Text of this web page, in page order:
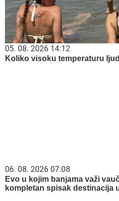
05. 08. 2026 14:12
Koliko visoku temperaturu
06. 08. 2026 07:08
Evo u kojim banjama važi
kompletan spisak destinacija